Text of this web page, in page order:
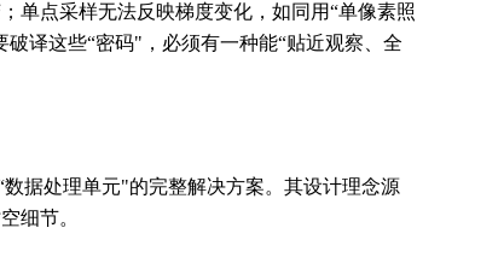
单点采样无法反映梯度变化，如同用“单像素照
译这些“密码"，必须有一种能“贴近观察、全
据处理单元"的完整解决方案。其设计理念源
细节。